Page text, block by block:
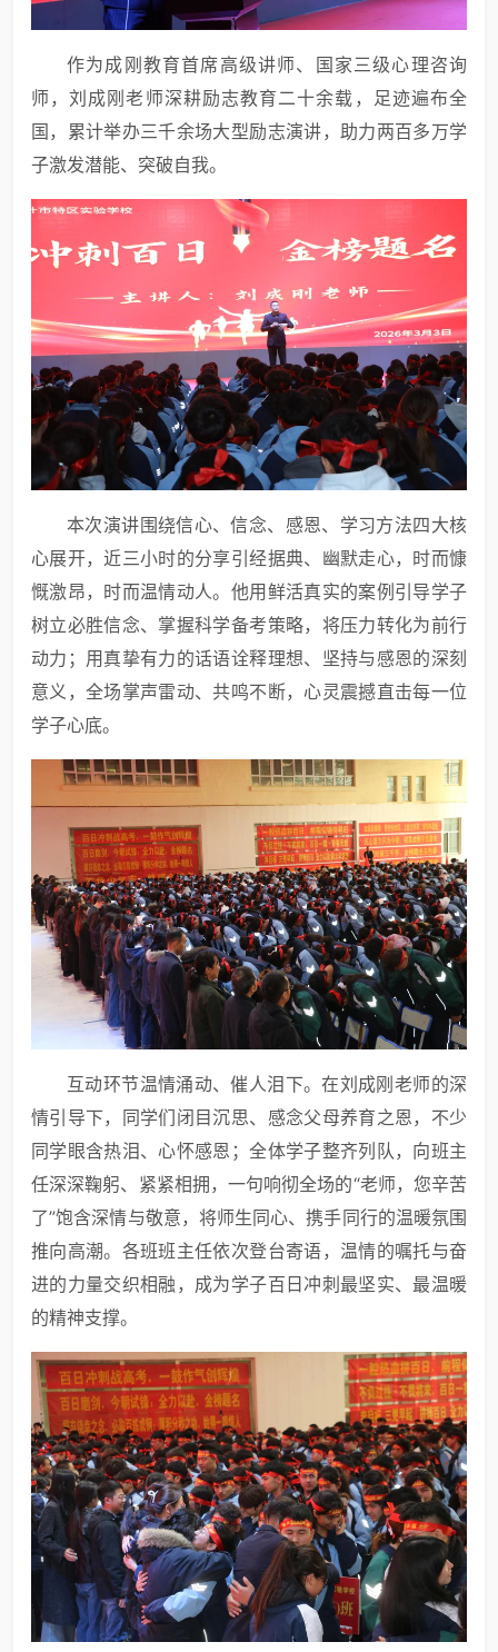
作为成刚教育首席高级讲师、国家三级心理咨询
师，刘成刚老师深耕励志教育二十余载，足迹遍布全
国，累计举办三千余场大型励志演讲，助力两百多万学
子激发潜能、突破自我。
本次演讲围绕信心、信念、感恩、学习方法四大核
心展开，近三小时的分享引经据典、幽默走心，时而慷
慨激昂，时而温情动人。他用鲜活真实的案例引导学子
树立必胜信念、掌握科学备考策略，将压力转化为前行
动力；用真挚有力的话语诠释理想、坚持与感恩的深刻
意义，全场掌声雷动、共鸣不断，心灵震撼直击每一位
学子心底。
互动环节温情涌动、催人泪下。在刘成刚老师的深
情引导下，同学们闭目沉思、感念父母养育之恩，不少
同学眼含热泪、心怀感恩；全体学子整齐列队，向班主
任深深鞠躬、紧紧相拥，一句响彻全场的“老师，您辛苦
了”饱含深情与敬意，将师生同心、携手同行的温暖氛围
推向高潮。各班班主任依次登台寄语，温情的嘱托与奋
进的力量交织相融，成为学子百日冲刺最坚实、最温暖
的精神支撑。